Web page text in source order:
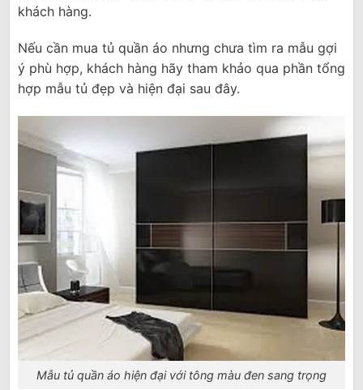
khách hàng.
Nếu cần mua tủ quần áo nhưng chưa tìm ra mẫu gợi
ý phù hợp, khách hàng hãy tham khảo qua phần tổng
hợp mẫu tủ đẹp và hiện đại sau đây.
Mẫu tủ quần áo hiện đại với tông màu đen sang trọng